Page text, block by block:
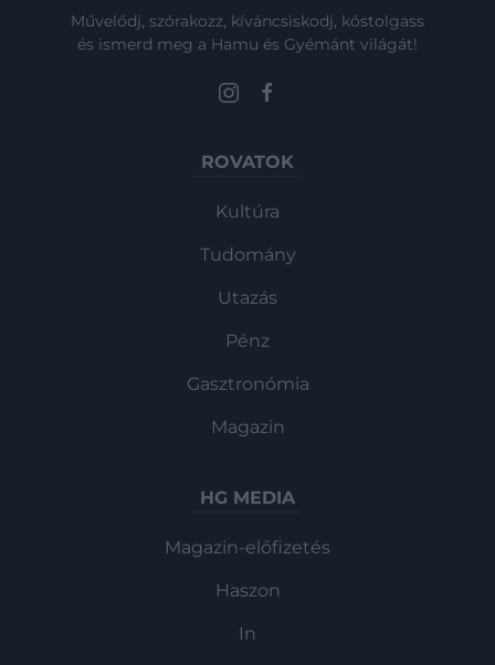
Művelődj, szórakozz, kíváncsiskodj, kóstolgass
és ismerd meg a Hamu és Gyémánt világát!
ROVATOK
Kultúra
Tudomány
Utazás
Pénz
Gasztronómia
Magazin
HG MEDIA
Magazin-előfizetés
Haszon
In